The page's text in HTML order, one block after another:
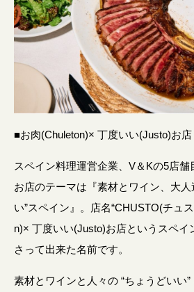
■お肉(Chuleton)× 丁度いい(Justo)お店
スペイン料理運営企業、V＆Kの5店
お店のテーマは『素材とワイン、大人
い”スペイン』。店名“CHUSTO(チュ
n)× 丁度いい(Justo)お店というスペイ
さって出来た名前です。
素材とワインと人々の “ちょうどいい